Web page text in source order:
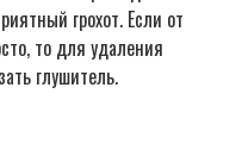
грохот. Если от
то для удаления
глушитель.